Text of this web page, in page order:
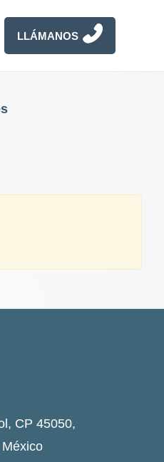
LLÁMANOS
CP 45050,